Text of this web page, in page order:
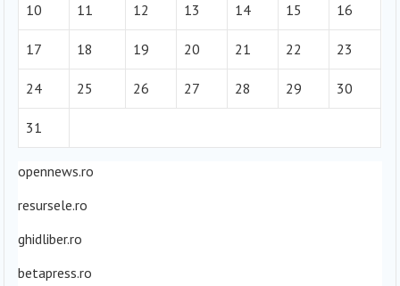
10 11 12 13 14 15 16
17 18 19 20 21 22 23
24 25 26 27 28 29 30
31
opennews.ro
resursele.ro
ghidliber.ro
betapress.ro